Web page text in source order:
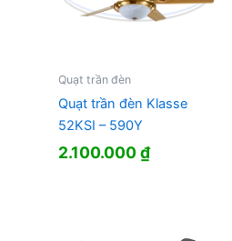
Quạt trần đèn
Quạt trần đèn Klasse
52KSI – 590Y
2.100.000₫